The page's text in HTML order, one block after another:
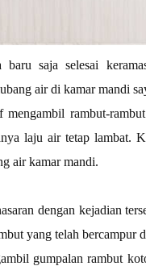
baru saja selesai
air di kamar mandi
mengambil rambut-
laju air tetap lambat.
air kamar mandi.
dengan kejadian
yang telah
gumpalan rambut